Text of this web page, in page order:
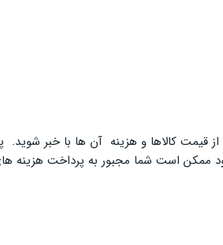
از قیمت کالاها و هزینه آن ها با خبر
ممکن است شما مجبور به پرداخت